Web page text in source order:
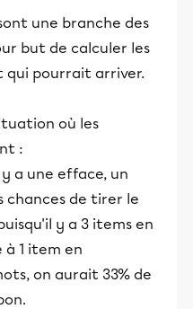
une branche des
but de calculer les
qui pourrait arriver.
où les
:
y a une efface, un
chances de tirer le
y a 3 items en
1 item en
on aurait 33% de